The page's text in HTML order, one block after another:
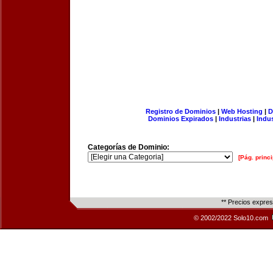
Registro de Dominios| Web Hosting |
Dominios Expirados | Industrias |
Categorías de Dominio:
[Pág.
** Precios
© 2002/2022 Solo10.com